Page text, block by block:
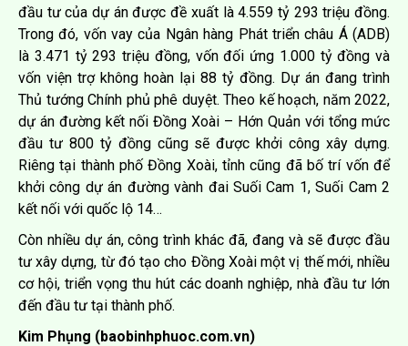
đầu tư của dự án được đề xuất là 4.559 tỷ 293 triệu đồng.
Trong đó, vốn vay của Ngân hàng Phát triển châu Á (ADB)
là 3.471 tỷ 293 triệu đồng, vốn đối ứng 1.000 tỷ đồng và
vốn viện trợ không hoàn lại 88 tỷ đồng. Dự án đang trình
Thủ tướng Chính phủ phê duyệt. Theo kế hoạch, năm 2022,
dự án đường kết nối Đồng Xoài – Hớn Quản với tổng mức
đầu tư 800 tỷ đồng cũng sẽ được khởi công xây dựng.
Riêng tại thành phố Đồng Xoài, tỉnh cũng đã bố trí vốn để
khởi công dự án đường vành đai Suối Cam 1, Suối Cam 2
kết nối với quốc lộ 14…
Còn nhiều dự án, công trình khác đã, đang và sẽ được đầu
tư xây dựng, từ đó tạo cho Đồng Xoài một vị thế mới, nhiều
cơ hội, triển vọng thu hút các doanh nghiệp, nhà đầu tư lớn
đến đầu tư tại thành phố.
Kim Phụng (baobinhphuoc.com.vn)